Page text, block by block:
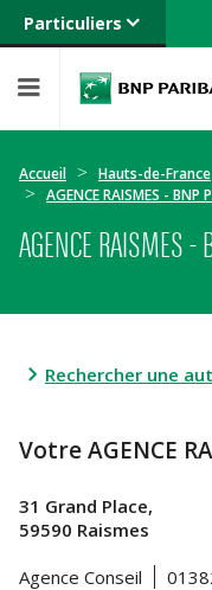
Particuliers
Banque privée
Entreprises
Accueil Hauts-de-France
AGENCE RAISMES - BNP
AGENCE RAISMES -
Rechercher une
Votre AGENCE
31 Grand Place,
59590 Raismes
Agence Conseil